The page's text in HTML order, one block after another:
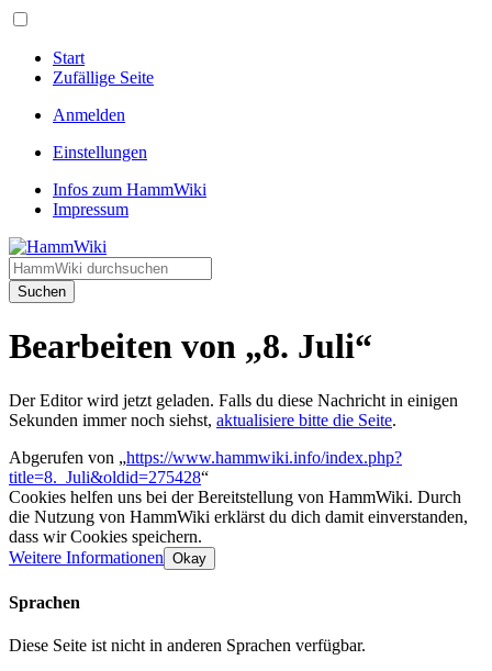
Start
Zufällige Seite
Anmelden
Einstellungen
Infos zum HammWiki
Impressum
Suchen
Bearbeiten von „8. Juli“
Der Editor wird jetzt geladen. Falls du diese Nachricht in einigen
Sekunden immer noch siehst, aktualisiere bitte die Seite.
Abgerufen von „https://www.hammwiki.info/index.php?
title=8._Juli&oldid=275428“
Cookies helfen uns bei der Bereitstellung von HammWiki. Durch
die Nutzung von HammWiki erklärst du dich damit einverstanden,
dass wir Cookies speichern.
Weitere Informationen Okay
Sprachen
Diese Seite ist nicht in anderen Sprachen verfügbar.